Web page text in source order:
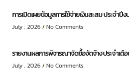
การเปิดเผยข้อมูลการใช้จ่ายเงินสะสม ประจำ
July , 2026 No Comments
รายงานผลการพิจารณาจัดซื้อจัดจ้าง ประจำเ
July , 2026 No Comments